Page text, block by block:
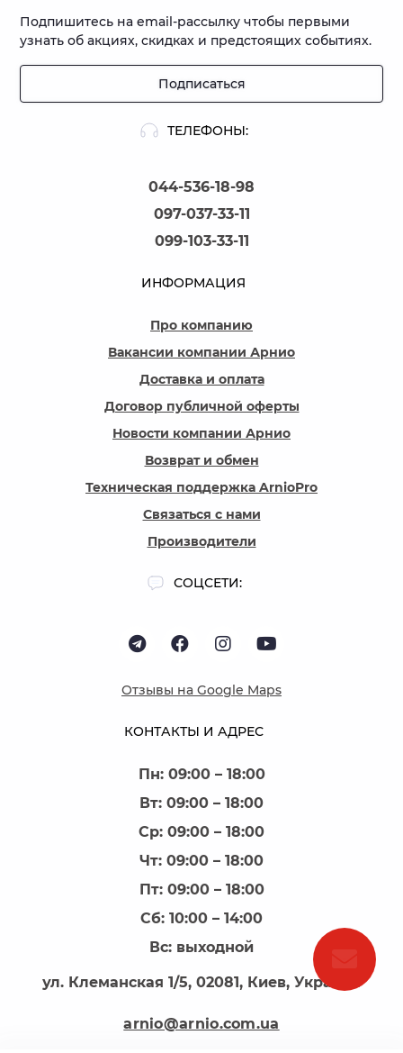
ТЕЛЕФОНЫ:
044-536-18-98
097-037-33-11
099-103-33-11
Подпишитесь на email-рассылку чтобы первыми
узнать об акциях, скидках и предстоящих событиях.
Подписаться
КОНТАКТЫ И АДРЕС
Пн: 09:00 – 18:00
Вт: 09:00 – 18:00
Ср: 09:00 – 18:00
Чт: 09:00 – 18:00
Пт: 09:00 – 18:00
Сб: 10:00 – 14:00
Вс: выходной
ул. Клеманская 1/5, 02081, Киев, Украина
arnio@arnio.com.ua
ИНФОРМАЦИЯ
Про компанию
Вакансии компании Арнио
Доставка и оплата
Договор публичной оферты
Новости компании Арнио
Возврат и обмен
Техническая поддержка ArnioPro
Связаться с нами
Производители
СОЦСЕТИ:
Отзывы на Google Maps